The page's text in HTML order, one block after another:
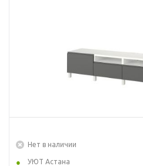
Нет в наличии
УЮТ Астана